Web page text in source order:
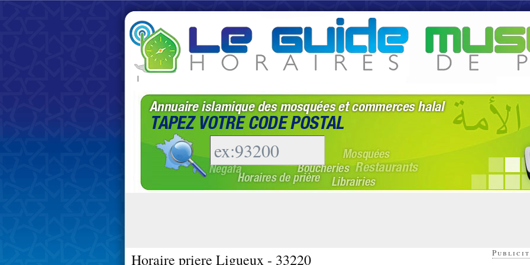
|
Horaire priere Ligueux - 33220